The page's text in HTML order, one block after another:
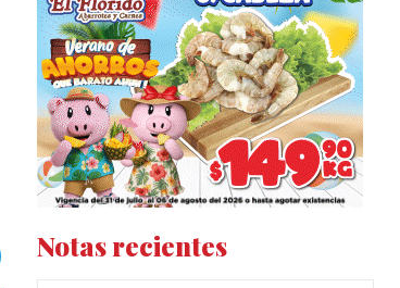
Notas recientes